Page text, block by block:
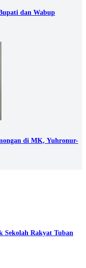
dan Wabup
di MK, Yuhronur-
Sekolah Rakyat Tuban